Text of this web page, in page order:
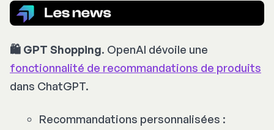
🛍️ GPT Shopping. OpenAI dévoile une
fonctionnalité de recommandations de produits
dans ChatGPT.​
Recommandations personnalisées :